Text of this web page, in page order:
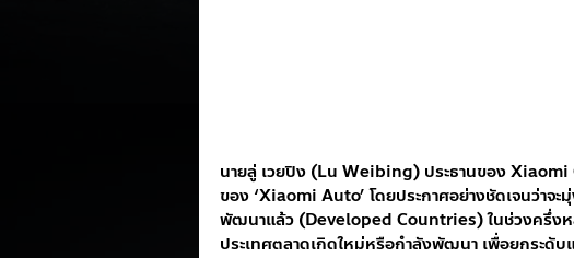
นายลู่ เวยปิง (Lu Weibing) ประธานของ
ของ ‘Xiaomi Auto’ โดยประกาศอย่างชัดเจนว่าจ
พัฒนาแล้ว (Developed Countries) ในช่วงครึ่ง
ประเทศตลาดเกิดใหม่หรือกำลังพัฒนา เพื่อยกระดั